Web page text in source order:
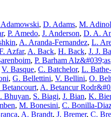
, D. Adams, M.
, P. Amedo, J. Anderson, D. A.
, A. Aranda-Fernandez, L.
Azfar, A. Back, H. Back, J. J.
, P. Barham Alz&#039;as
V. Basque, C. Batchelor, L.
, G. Bellettini, V. Bellini, O.
, A. Betancur
Bhuyan, S. Biagi, J. Bian, K.
, M. Bonesini, C. Bonilla-
, A. Brandt, J. Bremer, C.